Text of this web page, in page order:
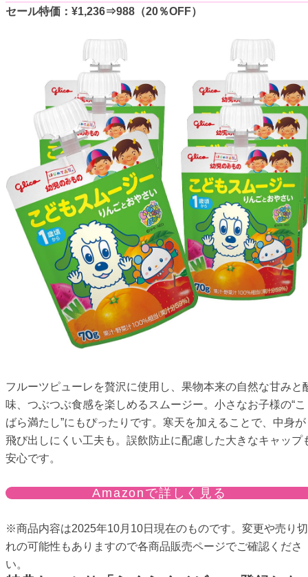
セール特価：¥1,236⇒988（20％OFF）
フルーツピューレを贅沢に使用し、果物本来の自然な甘みと
味、つぶつぶ食感を楽しめるスムージー。小さなお子様の“こ
ばら満たし”にもぴったりです。寒天を加えることで、中身が
飛び出しにくい工夫も。誤飲防止に配慮した大きなキャップ
安心です。
Amazonで詳しく見る
※商品内容は2025年10月10日現在のものです。変更や売り切
れの可能性もありますので各商品販売ページでご確認くださ
い。